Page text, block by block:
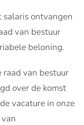
salaris ontvangen
van bestuur
beloning.
raad van bestuur
over de komst
vacature in onze